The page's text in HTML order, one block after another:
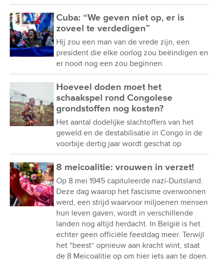
Cuba: “We geven niet op, er is
zoveel te verdedigen”
Hij zou een man van de vrede zijn, een
president die elke oorlog zou beëindigen en
er nooit nog een zou beginnen.
Hoeveel doden moet het
schaakspel rond Congolese
grondstoffen nog kosten?
Het aantal dodelijke slachtoffers van het
geweld en de destabilisatie in Congo in de
voorbije dertig jaar wordt geschat op
8 meicoalitie: vrouwen in verzet!
Op 8 mei 1945 capituleerde nazi-Duitsland.
Deze dag waarop het fascisme overwonnen
werd, een strijd waarvoor miljoenen mensen
hun leven gaven, wordt in verschillende
landen nog altijd herdacht. In België is het
echter geen officiële feestdag meer. Terwijl
het “beest” opnieuw aan kracht wint, staat
de 8 Meicoalitie op om hier iets aan te doen.